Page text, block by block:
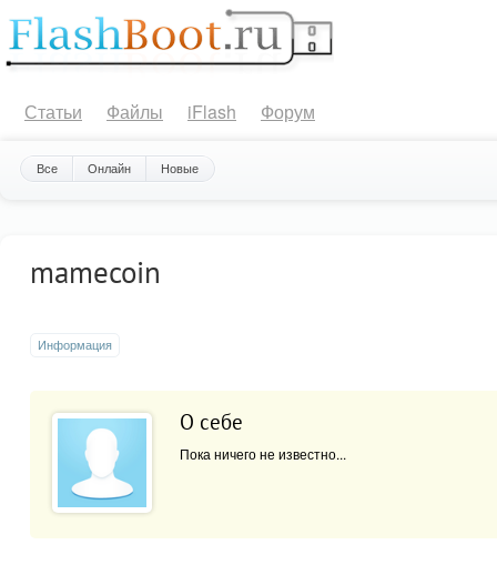
Статьи Файлы iFlash Форум
Все Онлайн Новые
mamecoin
Информация
О себе
Пока ничего не известно...